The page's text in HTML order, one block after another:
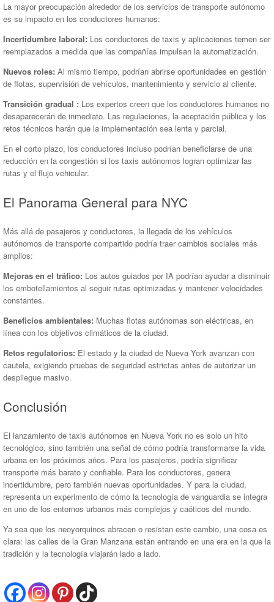
La mayor preocupación alrededor de los servicios de transporte autónomo
es su impacto en los conductores humanos:
Incertidumbre laboral: Los conductores de taxis y aplicaciones temen ser
reemplazados a medida que las compañías impulsan la automatización.
Nuevos roles: Al mismo tiempo, podrían abrirse oportunidades en gestión
de flotas, supervisión de vehículos, mantenimiento y servicio al cliente.
Transición gradual : Los expertos creen que los conductores humanos no
desaparecerán de inmediato. Las regulaciones, la aceptación pública y los
retos técnicos harán que la implementación sea lenta y parcial.
En el corto plazo, los conductores incluso podrían beneficiarse de una
reducción en la congestión si los taxis autónomos logran optimizar las
rutas y el flujo vehicular.
El Panorama General para NYC
Más allá de pasajeros y conductores, la llegada de los vehículos
autónomos de transporte compartido podría traer cambios sociales más
amplios:
Mejoras en el tráfico: Los autos guiados por IA podrían ayudar a disminuir
los embotellamientos al seguir rutas optimizadas y mantener velocidades
constantes.
Beneficios ambientales: Muchas flotas autónomas son eléctricas, en
línea con los objetivos climáticos de la ciudad.
Retos regulatorios: El estado y la ciudad de Nueva York avanzan con
cautela, exigiendo pruebas de seguridad estrictas antes de autorizar un
despliegue masivo.
Conclusión
El lanzamiento de taxis autónomos en Nueva York no es solo un hito
tecnológico, sino también una señal de cómo podría transformarse la vida
urbana en los próximos años. Para los pasajeros, podría significar
transporte más barato y confiable. Para los conductores, genera
incertidumbre, pero también nuevas oportunidades. Y para la ciudad,
representa un experimento de cómo la tecnología de vanguardia se integra
en uno de los entornos urbanos más complejos y caóticos del mundo.
Ya sea que los neoyorquinos abracen o resistan este cambio, una cosa es
clara: las calles de la Gran Manzana están entrando en una era en la que la
tradición y la tecnología viajarán lado a lado.